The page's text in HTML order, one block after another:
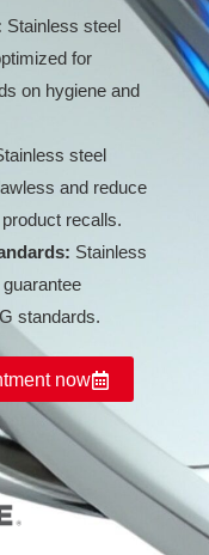
Stainless steel
for
on hygiene and
steel
and reduce
recalls.
Stainless
standards.
now